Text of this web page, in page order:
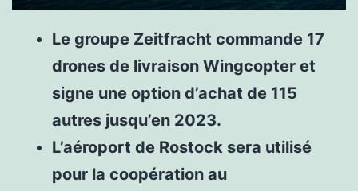
Le groupe Zeitfracht commande 17
drones de livraison Wingcopter et
signe une option d’achat de 115
autres jusqu’en 2023.
L’aéroport de Rostock sera utilisé
pour la coopération au